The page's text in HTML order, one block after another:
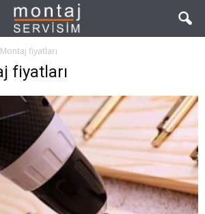
Montaj fiyatları
fiyatları